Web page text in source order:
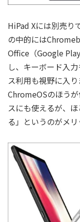
HiPad Xには別売り
の中的には
Office（Google
し、キーボード入
ス利用も視野に入
ChromeOSのほう
スにも使えるが、
る」というのがメリ